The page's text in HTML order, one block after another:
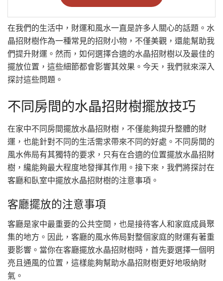
在我們的生活中，財運和風水一直是許多人關心的話題。水
晶招財樹作為一種常見的招財小物，不僅美觀，還能幫助我
們提升財運。然而，如何選擇合適的水晶招財樹以及最佳的
擺放位置，這些細節都會影響其效果。今天，我們就來深入
探討這些問題。
不同房間的水晶招財樹擺放技巧
在家中不同房間擺放水晶招財樹，不僅能夠提升整體的財
運，也能針對不同的生活需求帶來不同的好處。不同房間的
風水佈局有其獨特的要求，只有在合適的位置擺放水晶招財
樹，纔能夠最大程度地發揮其作用。接下來，我們將探討在
客廳和臥室中擺放水晶招財樹的注意事項。
客廳擺放的注意事項
客廳是家中最重要的公共空間，也是接待客人和家庭成員聚
集的地方。因此，客廳的風水佈局對整個家庭的財運有著重
要影響。當你在客廳擺放水晶招財樹時，首先要選擇一個明
亮且通風的位置，這樣能夠幫助水晶招財樹更好地吸納財
氣。